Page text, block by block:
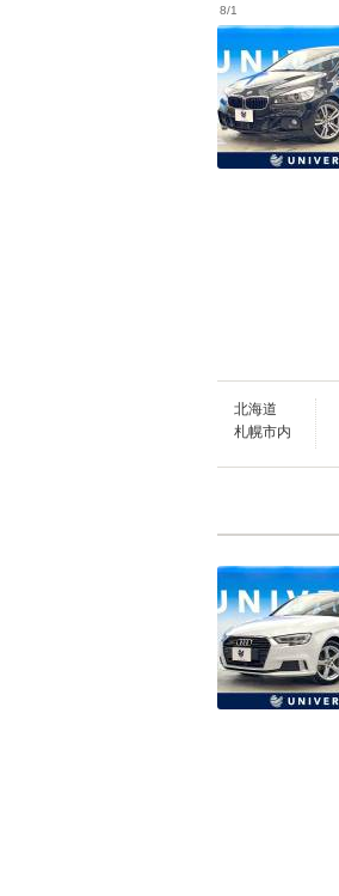
8/1
北海道
札幌市内